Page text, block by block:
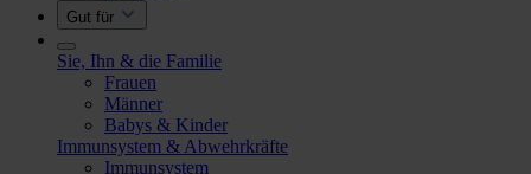
Gut für
Sie, Ihn & die Familie
Frauen
Männer
Babys & Kinder
Immunsystem & Abwehrkräfte
Immunsystem